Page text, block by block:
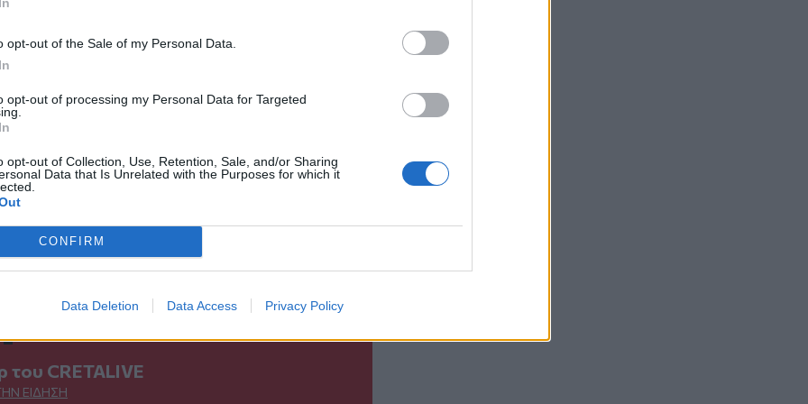
opt-out of the Sale of my Personal Data.
opt-out of processing my Personal Data for Targeted
opt-out of Collection, Use, Retention, Sale, and/or Sharing
Data that Is Unrelated with the Purposes for which it
CONFIRM
Data Deletion Data Access Privacy Policy
Google News
μας στοYouTube
TAGS
Χρόνος
του CRETALIVE
ΕΊΔΗΣΗ